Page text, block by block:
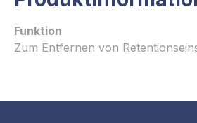
Funktion
Zum Entfernen von